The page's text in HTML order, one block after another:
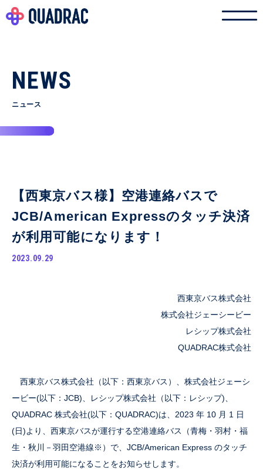
NEWS
ニュース
【西東京バス様】空港連絡バスで
JCB/American Expressのタッチ決済
が利用可能になります！
2023.09.29
西東京バス株式会社
株式会社ジェーシービー
レシップ株式会社
QUADRAC株式会社
西東京バス株式会社（以下：西東京バス）、株式会社ジェーシ
ービー(以下：JCB)、レシップ株式会社（以下：レシップ)、
QUADRAC 株式会社(以下：QUADRAC)は、2023 年 10 月 1 日
(日)より、西東京バスが運行する空港連絡バス（青梅・羽村・福
生・秋川－羽田空港線※）で、JCB/American Express のタッチ
決済が利用可能になることをお知らせします。